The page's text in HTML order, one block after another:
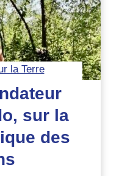
la Terre
sur la
des